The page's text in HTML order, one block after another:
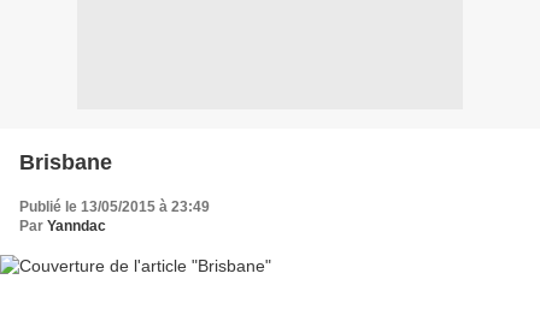
Brisbane
Publié le 13/05/2015 à 23:49
Par Yanndac